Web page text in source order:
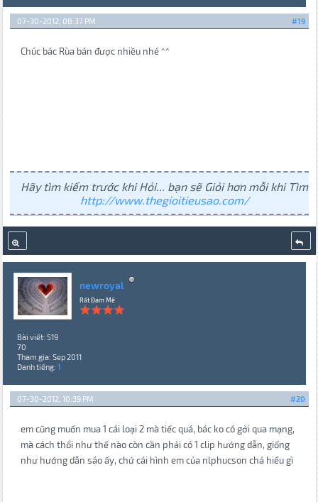
#19
07-30-2012, 08:37 PM
Chúc bác Rùa bán được nhiều nhé ^^
Hãy tìm kiếm trước khi Hỏi... bạn sẽ Giỏi hơn mỗi khi Tìm
http://www.thegioitieusao.com/
newroyal
Rất Đam Mê
Bài viết: 519
70
Tham gia: Sep 2011
Danh tiếng: 1
#20
07-30-2012, 10:39 PM
em cũng muốn mua 1 cái loại 2 mà tiếc quá, bác ko có gởi qua mạng,
mà cách thổi như thế nào còn cần phải có 1 clip hướng dẫn, giống
như hướng dẫn sáo ấy, chứ cái hình em của nlphucson chả hiểu gì